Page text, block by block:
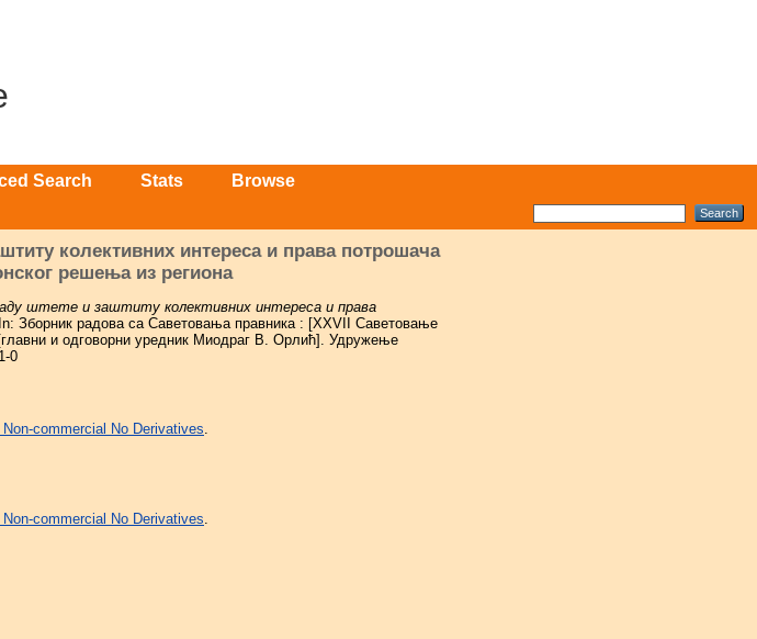
Search Stats Browse
колективних интереса и права потрошача
решења из региона
штете и заштиту колективних интереса и права
In: Зборник радова са Саветовања правника : [XXVII Саветовање
и одговорни уредник Миодраг В. Орлић]. Удружење
0
commercial No Derivatives
commercial No Derivatives